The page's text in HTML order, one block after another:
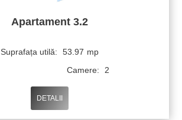
Apartament 3.2
Suprafața utilă: 53.97 mp
Camere: 2
DETALII